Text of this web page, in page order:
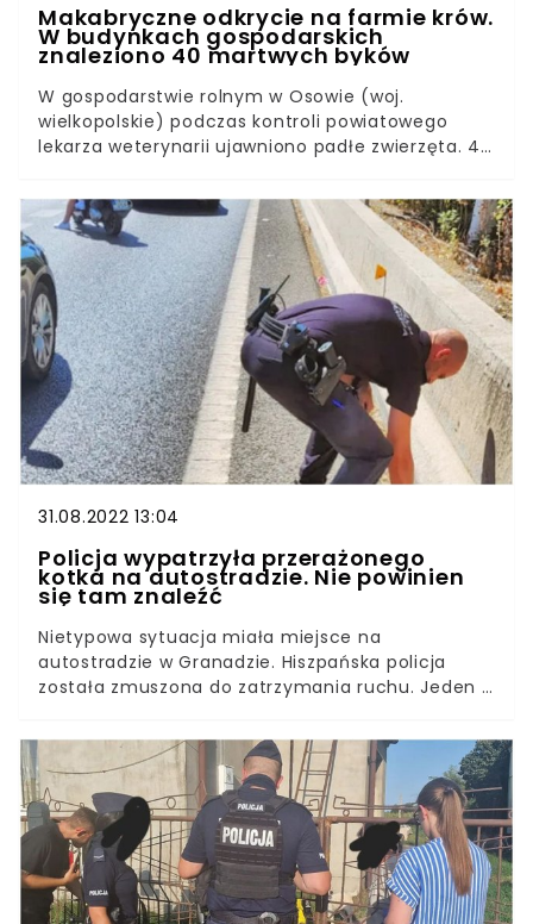
Makabryczne odkrycie na farmie krów.
W budynkach gospodarskich
znaleziono 40 martwych byków
W gospodarstwie rolnym w Osowie (woj.
wielkopolskie) podczas kontroli powiatowego
lekarza weterynarii ujawniono padłe zwierzęta. 40
gospodarczych. Winą za ich śmierć obarczono
20-letniego syna gospodarza, który miał się nimi
tymczasowo opiekować. W piątek, 23 września na
farmie w Osowie w gminie Gostyń
przedstawiciele firmy, do której należało bydło,
przeprowadzili wyrywkową kontrolę, podczas
której dokonali wstrząsającego odkrycia. Na
terenie tej posesji odkryto truchło zwierząt.
31.08.2022 13:04
Policja wypatrzyła przerażonego
kotka na autostradzie. Nie powinien
się tam znaleźć
Nietypowa sytuacja miała miejsce na
autostradzie w Granadzie. Hiszpańska policja
została zmuszona do zatrzymania ruchu. Jeden z
pozorom - nieodpowiedzialne zachowanie należą
mu się wielkie brawa. Wśród publikowanych przez
nas artykułów wielokrotnie pojawiają się treści,
które budzą kontrowersje i pozwalają
powątpiewać w sens naszego gatunku. Tym
razem mamy przyjemność opowiedzieć historię
stanowiącą dowód, że istnieją dobrzy ludzie,
którzy nie są obojętni na krzywdę zwierząt.